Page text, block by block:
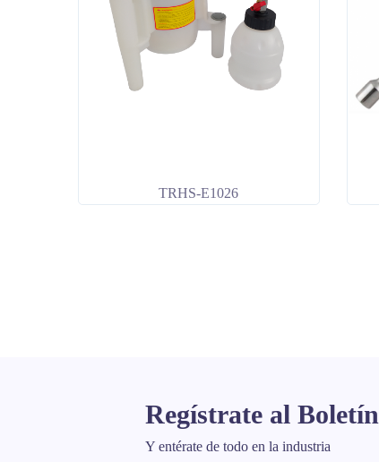
TRHS-E1026
Regístrate al Boletín
Y entérate de todo en la industria